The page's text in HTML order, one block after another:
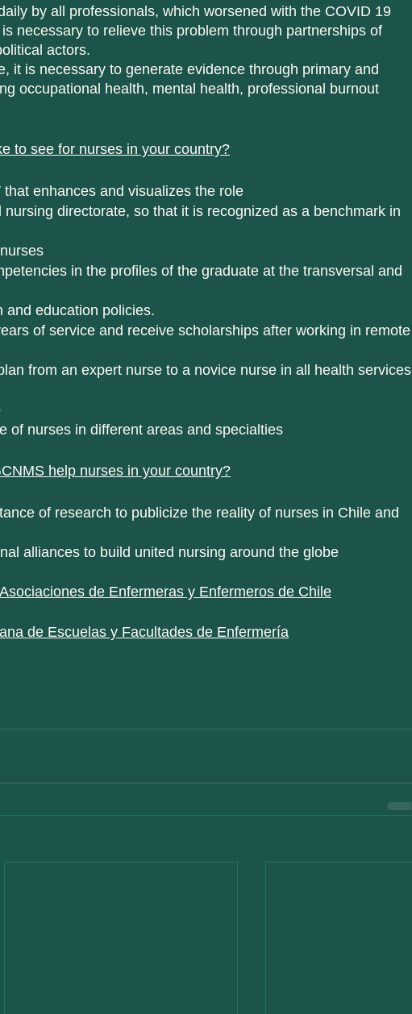
by all professionals, which worsened with the COVID 19
necessary to relieve this problem through partnerships of
actors.
occupational health, mental health, professional burnout
to see for nurses in your country?
enhances and visualizes the role
directorate, so that it is recognized as a benchmark in
in the profiles of the graduate at the transversal and
and education policies.
of service and receive scholarships after working in remote
from an expert nurse to a novice nurse in all health services
of nurses in different areas and specialties
help nurses in your country?
of research to publicize the reality of nurses in Chile and
alliances to build united nursing around the globe
de Enfermeras y Enfermeros de Chile
de Escuelas y Facultades de Enfermería